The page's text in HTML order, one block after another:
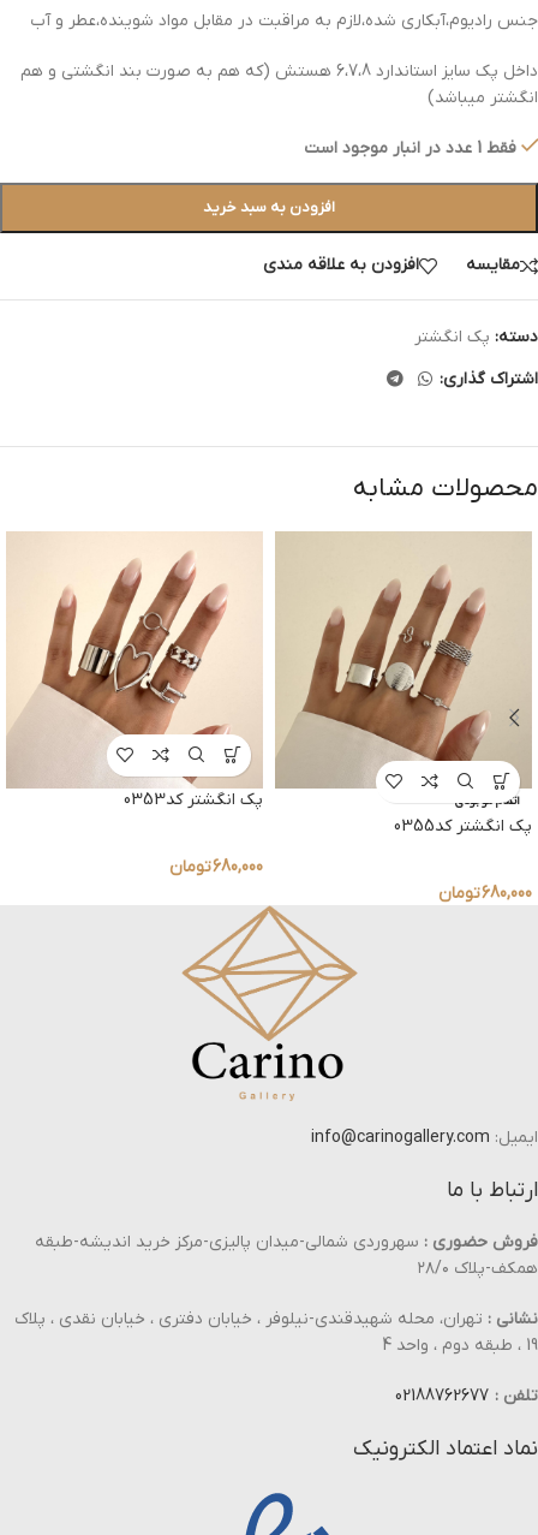
جنس رادیوم،آبکاری شده،لازم به مراقبت در مقابل مواد شوینده،عطر و آب
داخل پک سایز استاندارد 6،7،8 هستش (که هم به صورت بند انگشتی و هم
انگشتر میباشد)
فقط 1 عدد در انبار موجود است
افزودن به سبد خرید
مقایسه افزودن به علاقه مندی
دسته: پک انگشتر
اشتراک گذاری:
محصولات مشابه
اتمام موجودی
پک انگشتر کد0355
680,000تومان
پک انگشتر کد0353
680,000تومان
ایمیل: info@carinogallery.com
ارتباط با ما
فروش حضوری : سهروردی شمالی-میدان پالیزی-مرکز خرید اندیشه-طبقه
همکف-پلاک ۲۸/۰
نشانی : تهران، محله شهیدقندی-نیلوفر ، خیابان دفتری ، خیابان نقدی ، پلاک
19 ، طبقه دوم ، واحد 4
تلفن : 02188762677
نماد اعتماد الکترونیک